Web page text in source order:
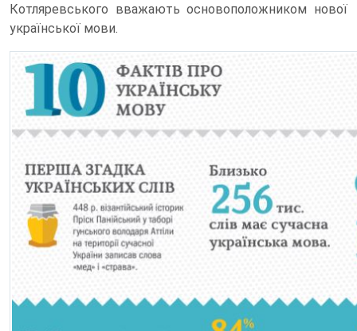
Котляревського вважають основоположником нової
української мови.